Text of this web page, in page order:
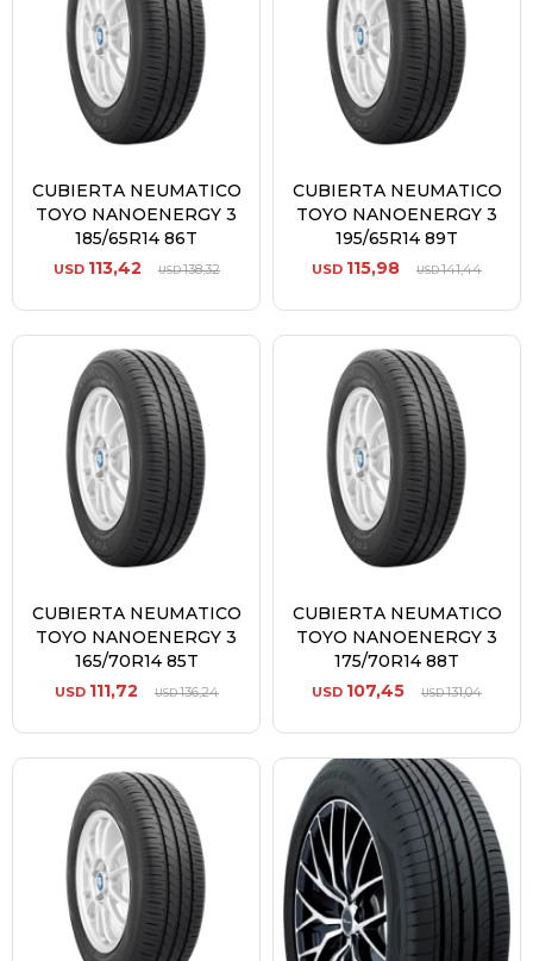
CUBIERTA NEUMATICO
TOYO NANOENERGY 3
185/65R14 86T
USD 113,42 USD138,32
CUBIERTA NEUMATICO
TOYO NANOENERGY 3
195/65R14 89T
USD 115,98 USD141,44
CUBIERTA NEUMATICO
TOYO NANOENERGY 3
165/70R14 85T
USD 111,72 USD136,24
CUBIERTA NEUMATICO
TOYO NANOENERGY 3
175/70R14 88T
USD 107,45 USD131,04